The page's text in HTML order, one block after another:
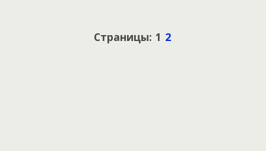
Страницы: 1 2